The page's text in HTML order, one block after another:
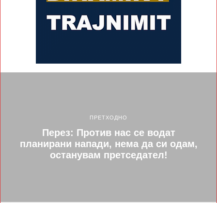
ПРЕТХОДНО
Перез: Против нас се водат
планирани напади, нема да си одам,
останувам претседател!